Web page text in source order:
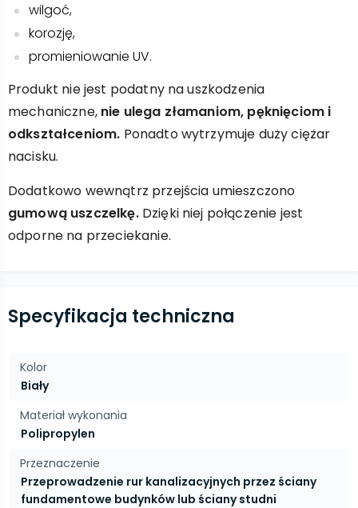
wilgoć,
korozję,
promieniowanie UV.
Produkt nie jest podatny na uszkodzenia
mechaniczne, nie ulega złamaniom, pęknięciom i
odkształceniom. Ponadto wytrzymuje duży ciężar
nacisku.
Dodatkowo wewnątrz przejścia umieszczono
gumową uszczelkę.Dzięki niej połączenie jest
odporne na przeciekanie.
Specyfikacja techniczna
Kolor
Biały
Materiał wykonania
Polipropylen
Przeznaczenie
Przeprowadzenie rur kanalizacyjnych przez ściany
fundamentowe budynków lub ściany studni